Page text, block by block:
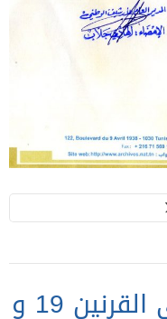
التحديث المعماري في القرنين 19 و